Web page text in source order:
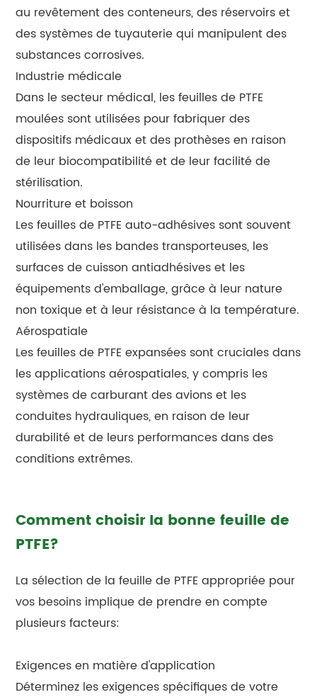
au revêtement des conteneurs, des réservoirs et
des systèmes de tuyauterie qui manipulent des
substances corrosives.
Industrie médicale
Dans le secteur médical, les feuilles de PTFE
moulées sont utilisées pour fabriquer des
dispositifs médicaux et des prothèses en raison
de leur biocompatibilité et de leur facilité de
stérilisation.
Nourriture et boisson
Les feuilles de PTFE auto-adhésives sont souvent
utilisées dans les bandes transporteuses, les
surfaces de cuisson antiadhésives et les
équipements d'emballage, grâce à leur nature
non toxique et à leur résistance à la température.
Aérospatiale
Les feuilles de PTFE expansées sont cruciales dans
les applications aérospatiales, y compris les
systèmes de carburant des avions et les
conduites hydrauliques, en raison de leur
durabilité et de leurs performances dans des
conditions extrêmes.
Comment choisir la bonne feuille de
PTFE?
La sélection de la feuille de PTFE appropriée pour
vos besoins implique de prendre en compte
plusieurs facteurs:
Exigences en matière d'application
Déterminez les exigences spécifiques de votre